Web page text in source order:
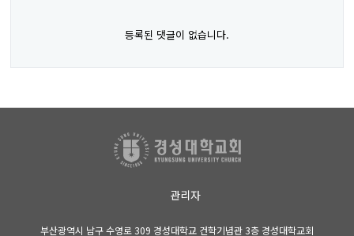
등록된 댓글이 없습니다.
관리자
부산광역시 남구 수영로 309 경성대학교 건학기념관 3층 경성대학교회